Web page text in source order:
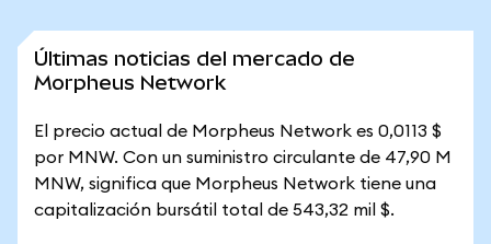
Últimas noticias del mercado de
Morpheus Network
El precio actual de Morpheus Network es 0,0113 $
por MNW. Con un suministro circulante de 47,90 M
MNW, significa que Morpheus Network tiene una
capitalización bursátil total de 543,32 mil $.